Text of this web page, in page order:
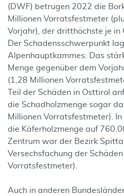
(DWF) betrugen 2022 die
Millionen Vorratsfestmeter
Vorjahr), der dritthöchste je in
Der Schadensschwerpunkt
Alpenhauptkammes: Das
Menge gegenüber dem
(1,28 Millionen
Teil der Schäden in Osttirol
die Schadholzmenge sogar
Millionen Vorratsfestmeter).
die Käferholzmenge auf
Zentrum war der Bezirk
Versechsfachung der
Vorratsfestmeter).
Auch in anderen